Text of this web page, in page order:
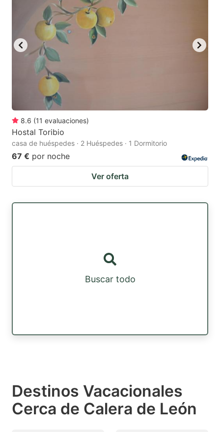
8.6 (11 evaluaciones)
Hostal Toribio
casa de huéspedes · 2 Huéspedes · 1 Dormitorio
67 € por noche
Ver oferta
Buscar todo
Destinos Vacacionales
Cerca de Calera de León